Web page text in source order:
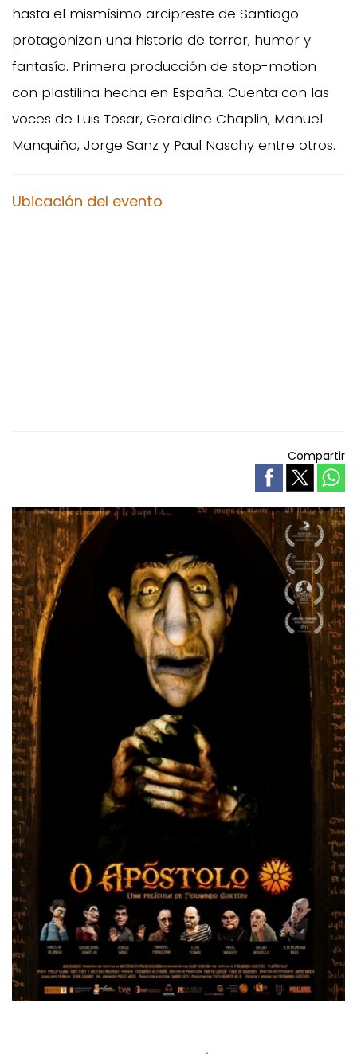
hasta el mismísimo arcipreste de Santiago
protagonizan una historia de terror, humor y
fantasía. Primera producción de stop-motion
con plastilina hecha en España. Cuenta con las
voces de Luis Tosar, Geraldine Chaplin, Manuel
Manquiña, Jorge Sanz y Paul Naschy entre otros.
Ubicación del evento
Compartir